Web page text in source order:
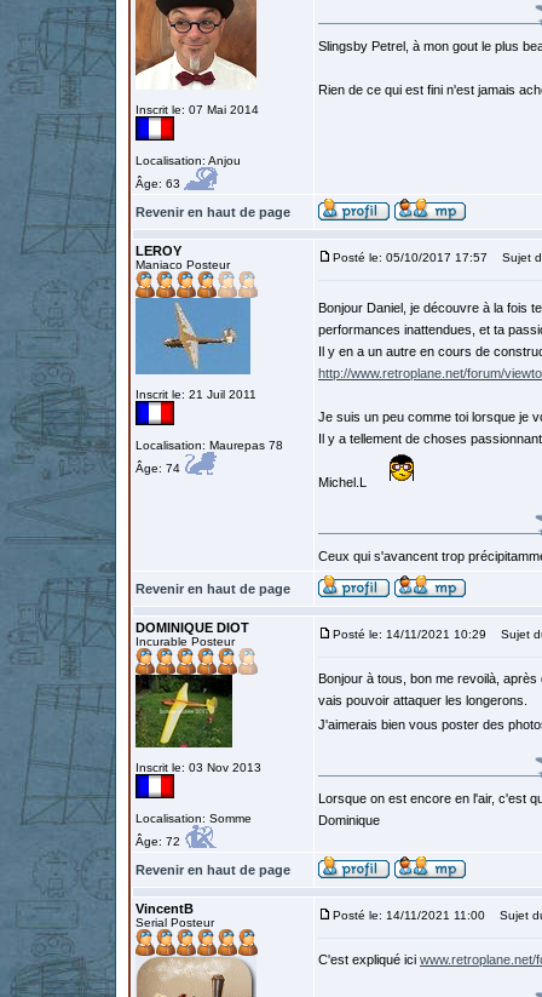
Inscrit le: 07 Mai 2014
Localisation: Anjou
Âge: 63
Slingsby Petrel, à mon gout le plus
Rien de ce qui est fini n'est jamais
Revenir en haut de page
LEROY
Maniaco Posteur
Inscrit le: 21 Juil 2011
Localisation: Maurepas 78
Âge: 74
Posté le: 05/10/2017 17:57 Sujet
Bonjour Daniel, je découvre à la fois
performances inattendues, et ta
Il y en a un autre en cours de
http://www.retroplane.net/forum/
Je suis un peu comme toi lorsque je
Il y a tellement de choses
Michel.L
Ceux qui s'avancent trop
Revenir en haut de page
DOMINIQUE DIOT
Incurable Posteur
Inscrit le: 03 Nov 2013
Localisation: Somme
Âge: 72
Posté le: 14/11/2021 10:29 Sujet
Bonjour à tous, bon me revoilà,
vais pouvoir attaquer les longerons.
J'aimerais bien vous poster des
Lorsque on est encore en l'air, c'est
Dominique
Revenir en haut de page
VincentB
Serial Posteur
Posté le: 14/11/2021 11:00 Sujet
C'est expliqué ici www.retroplane.net/